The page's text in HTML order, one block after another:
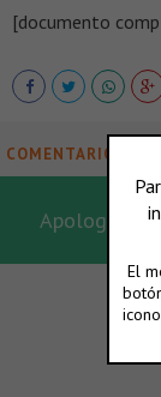
[documento
COMENTARIOS
Apologies,